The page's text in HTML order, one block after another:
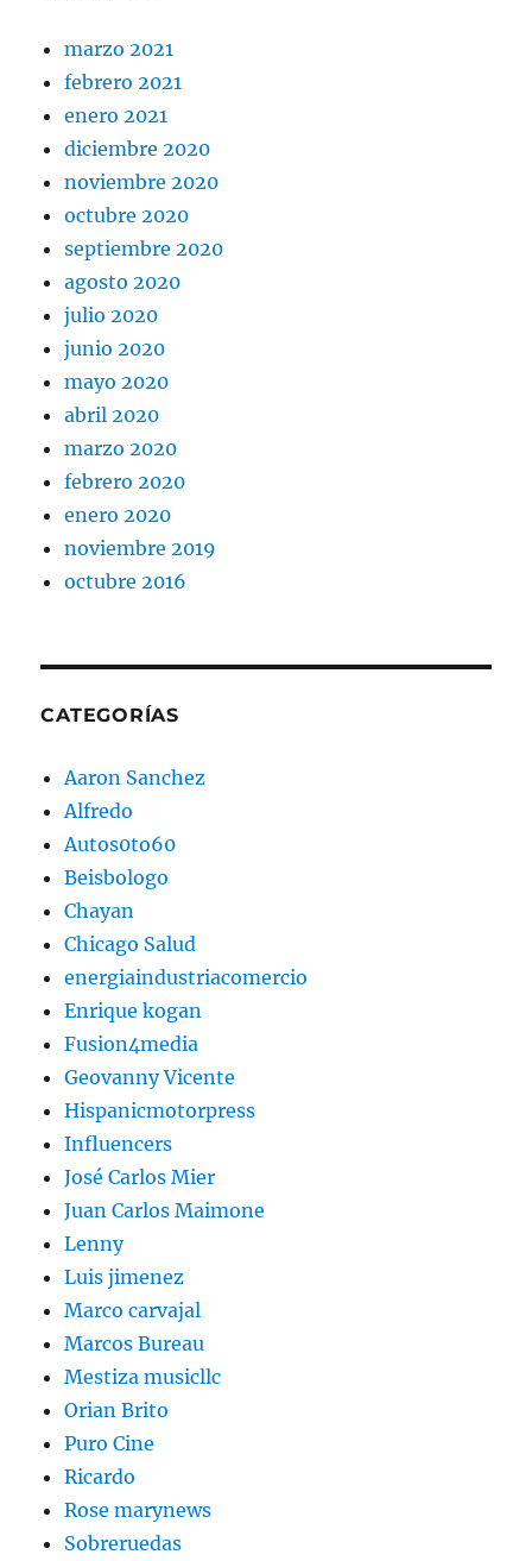
marzo 2021
febrero 2021
enero 2021
diciembre 2020
noviembre 2020
octubre 2020
septiembre 2020
agosto 2020
julio 2020
junio 2020
mayo 2020
abril 2020
marzo 2020
febrero 2020
enero 2020
noviembre 2019
octubre 2016
CATEGORÍAS
Aaron Sanchez
Alfredo
Autos0to60
Beisbologo
Chayan
Chicago Salud
energiaindustriacomercio
Enrique kogan
Fusion4media
Geovanny Vicente
Hispanicmotorpress
Influencers
José Carlos Mier
Juan Carlos Maimone
Lenny
Luis jimenez
Marco carvajal
Marcos Bureau
Mestiza musicllc
Orian Brito
Puro Cine
Ricardo
Rose marynews
Sobreruedas